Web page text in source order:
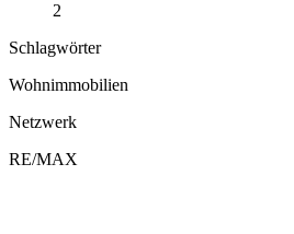
2
Schlagwörter
Wohnimmobilien
Netzwerk
RE/MAX